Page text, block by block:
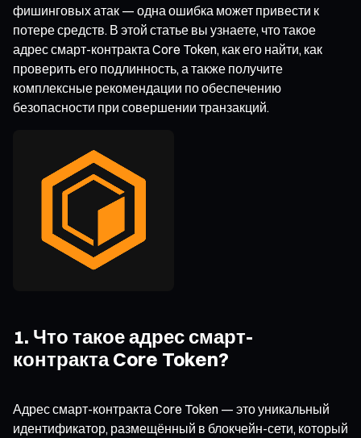
фишинговых атак — одна ошибка может привести к
потере средств. В этой статье вы узнаете, что такое
адрес смарт-контракта Core Token, как его найти, как
проверить его подлинность, а также получите
комплексные рекомендации по обеспечению
безопасности при совершении транзакций.
1. Что такое адрес смарт-
контракта Core Token?
Адрес смарт-контракта Core Token — это уникальный
идентификатор, размещённый в блокчейн-сети, который